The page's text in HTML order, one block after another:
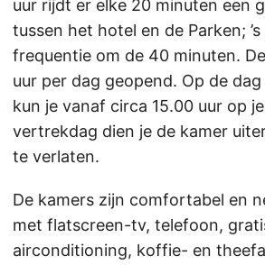
uur rijdt er elke 20 minuten een
tussen het hotel en de Parken;
frequentie om de 40 minuten.
uur per dag geopend. Op de
kun je vanaf circa 15.00 uur op
vertrekdag dien je de kamer
te verlaten.
De kamers zijn comfortabel en
met flatscreen-tv, telefoon,
airconditioning, koffie- en